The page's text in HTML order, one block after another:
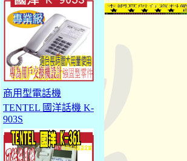
商用型電話機
TENTEL 國洋話機 K-
903S